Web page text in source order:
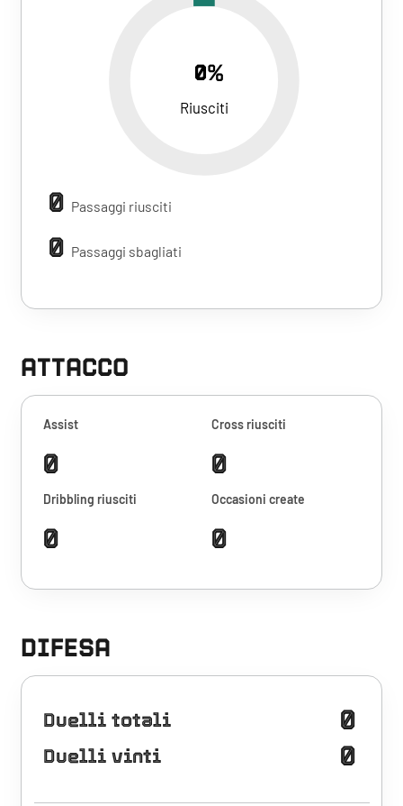
0%
Riusciti
0 Passaggi riusciti
0 Passaggi sbagliati
ATTACCO
Assist
0
Cross riusciti
0
Dribbling riusciti
0
Occasioni create
0
DIFESA
Duelli totali 0
Duelli vinti 0